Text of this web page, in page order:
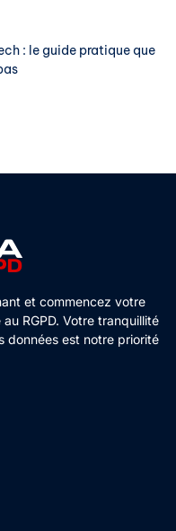
: le guide pratique que
et commencez votre
RGPD. Votre tranquillité
données est notre priorité